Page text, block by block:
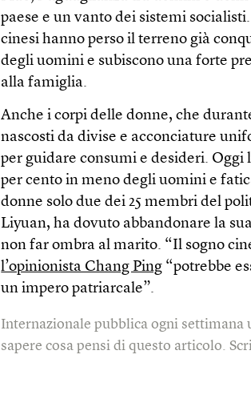
paese e un vanto dei sistemi
cinesi hanno perso il terreno già
degli uomini e subiscono una forte
alla famiglia.
Anche i corpi delle donne, che
nascosti da divise e acconciature
per guidare consumi e desideri.
per cento in meno degli uomini e
donne solo due dei 25 membri del
Liyuan, ha dovuto abbandonare la
non far ombra al marito. “Il sogno
l’opinionista Chang Ping “potrebbe
un impero patriarcale”.
Internazionale pubblica ogni settimana
sapere cosa pensi di questo articolo.